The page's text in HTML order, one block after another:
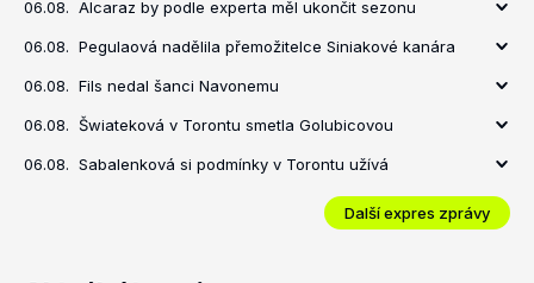
06.08. Alcaraz by podle experta měl ukončit sezonu
06.08. Pegulaová nadělila přemožitelce Siniakové kanára
06.08. Fils nedal šanci Navonemu
06.08. Šwiateková v Torontu smetla Golubicovou
06.08. Sabalenková si podmínky v Torontu užívá
Další expres zprávy